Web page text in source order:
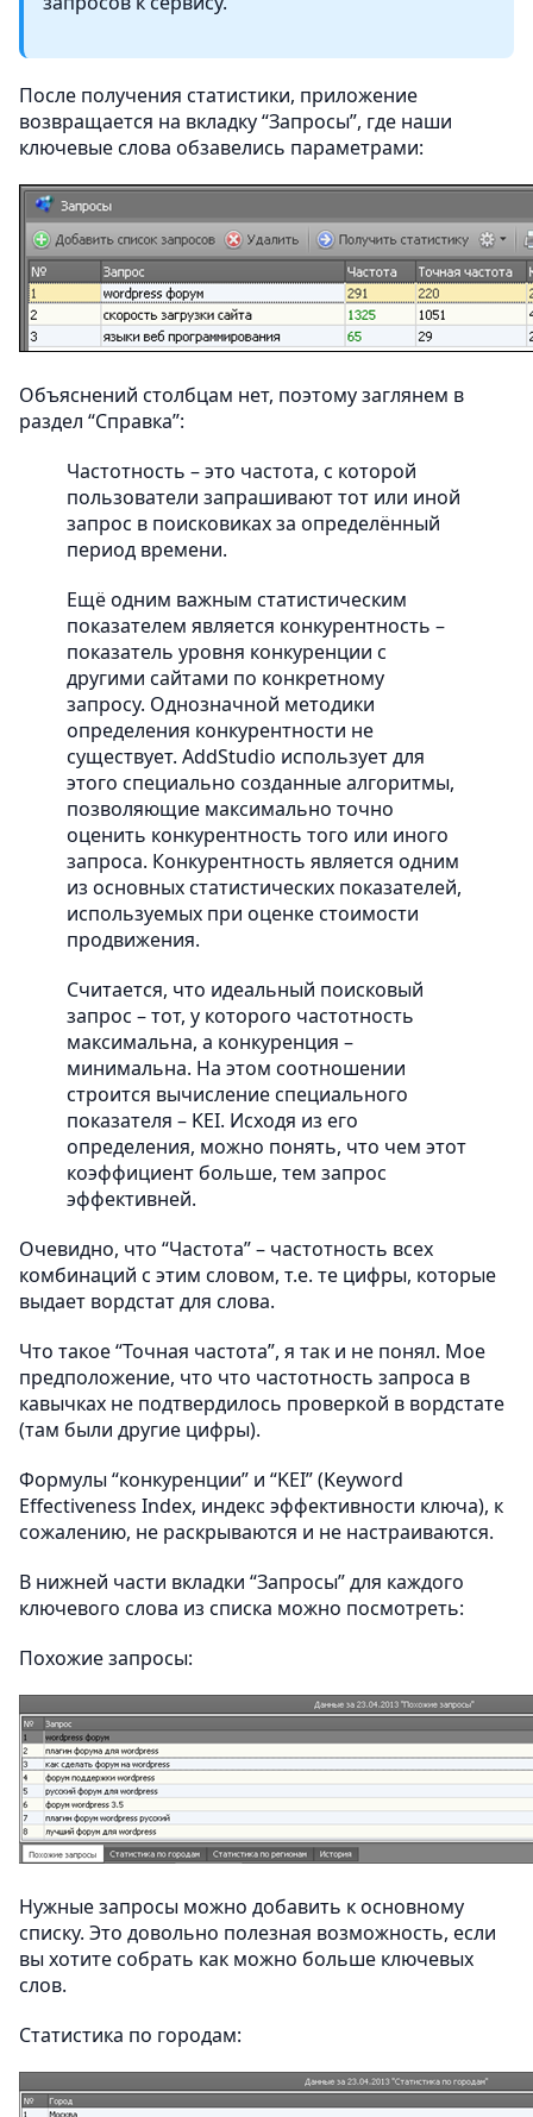
После получения статистики, приложение
возвращается на вкладку “Запросы”, где наши
ключевые слова обзавелись параметрами:
Объяснений столбцам нет, поэтому заглянем в
раздел “Справка”:
Частотность – это частота, с которой
пользователи запрашивают тот или иной
запрос в поисковиках за определённый
период времени.
Ещё одним важным статистическим
показателем является конкурентность –
показатель уровня конкуренции с
другими сайтами по конкретному
запросу. Однозначной методики
определения конкурентности не
существует. AddStudio использует для
этого специально созданные алгоритмы,
позволяющие максимально точно
оценить конкурентность того или иного
запроса. Конкурентность является одним
из основных статистических показателей,
используемых при оценке стоимости
продвижения.
Считается, что идеальный поисковый
запрос – тот, у которого частотность
максимальна, а конкуренция –
минимальна. На этом соотношении
строится вычисление специального
показателя – KEI. Исходя из его
определения, можно понять, что чем этот
коэффициент больше, тем запрос
эффективней.
Очевидно, что “Частота” – частотность всех
комбинаций с этим словом, т.е. те цифры, которые
выдает вордстат для слова.
Что такое “Точная частота”, я так и не понял. Мое
предположение, что что частотность запроса в
кавычках не подтвердилось проверкой в вордстате
(там были другие цифры).
Формулы “конкуренции” и “KEI” (Keyword
Effectiveness Index, индекс эффективности ключа), к
сожалению, не раскрываются и не настраиваются.
В нижней части вкладки “Запросы” для каждого
ключевого слова из списка можно посмотреть:
Похожие запросы:
Нужные запросы можно добавить к основному
списку. Это довольно полезная возможность, если
вы хотите собрать как можно больше ключевых
слов.
Статистика по городам: